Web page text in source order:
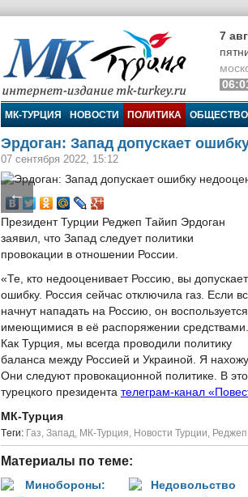
МК-Турция
7
МК-ТУРЦИЯ НОВОСТИ ПОЛИТИКА ОБЩЕСТВО
Эрдоган: Запад допускает
07 сентября 2022, 15:12
←
Президент Турции Реджеп Тайип Эрдоган
заявил, что Запад следует политики
провокации в отношении России.
«Те, кто недооценивает Россию, вы
ошибку. Россия сейчас отключила газ. Если
начнут нападать на Россию, он воспользуется
имеющимися в её распоряжении средствами.
Как Турция, мы всегда проводили политику
баланса между Россией и Украиной. Я
Они следуют провокационной политике. В
турецкого президента телеграм-канал
МК-Турция
Tеги: Газ, Запад, МК-Турция, Новости Турции,
Материалы по теме: